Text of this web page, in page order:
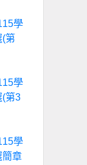
學
第
學
(第3
學
簡章